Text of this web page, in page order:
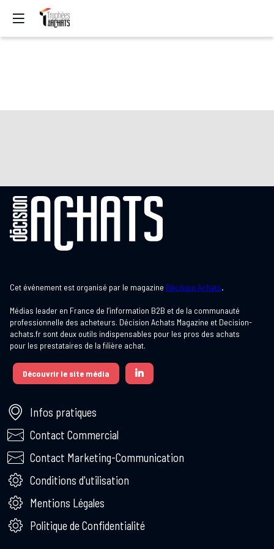
Cet événement est organisé par le magazine Décision Achats.
Médias leader en France de l’information B2B et de la communauté
professionnelle des acheteurs. Décision Achats Magazine et Decision-
achats.fr sont deux outils indispensables pour les pros des achats
Découvrir le site média
Infos pratiques
Contact Commercial
Contact Marketing-Communication
Conditions d'utilisation
Mentions Légales
Politique de Confidentialité